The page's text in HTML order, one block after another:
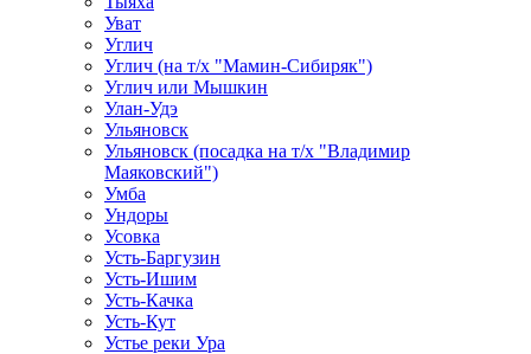
Уват
Углич
Углич (на т/х "Мамин-Сибиряк")
Углич или Мышкин
Улан-Удэ
Ульяновск
Ульяновск (посадка на т/х "Владимир
Маяковский")
Умба
Ундоры
Усовка
Усть-Баргузин
Усть-Ишим
Усть-Качка
Усть-Кут
Устье реки Ура